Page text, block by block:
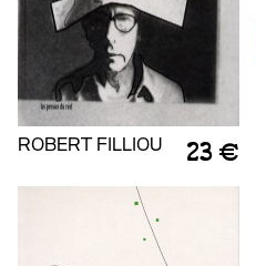
ROBERT FILLIOU 23 €